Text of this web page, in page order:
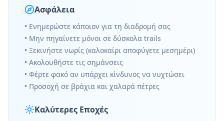
Ασφάλεια
• Ενημερώστε κάποιον για τη διαδρομή σας
• Μην πηγαίνετε μόνοι σε δύσκολα trails
• Ξεκινήστε νωρίς (καλοκαίρι αποφύγετε μεσημέρι)
• Ακολουθήστε τις σημάνσεις
• Φέρτε φακό αν υπάρχει κίνδυνος να νυχτώσει
• Προσοχή σε βράχια και χαλαρά πέτρες
Καλύτερες Εποχές